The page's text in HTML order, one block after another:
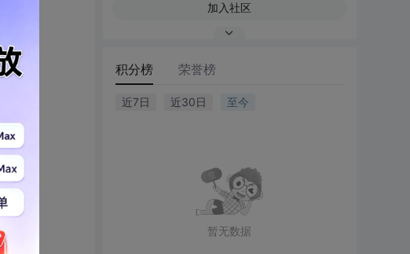
加入社区
积分榜 荣誉榜
近7日 近30日 至今
暂无数据